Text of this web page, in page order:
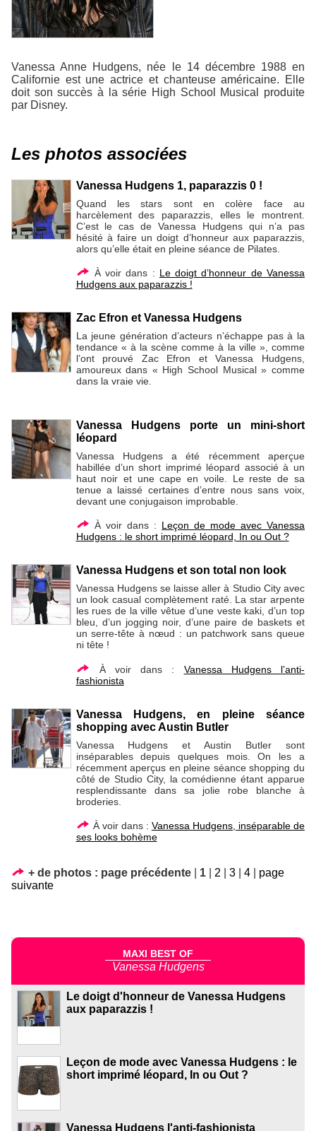
Vanessa Anne Hudgens, née le 14 décembre 1988 en
Californie est une actrice et chanteuse américaine. Elle
doit son succès à la série High School Musical produite
par Disney.
Les photos associées
Vanessa Hudgens 1, paparazzis 0 !
Quand les stars sont en colère face au
harcèlement des paparazzis, elles le montrent.
C’est le cas de Vanessa Hudgens qui n’a pas
hésité à faire un doigt d’honneur aux paparazzis,
alors qu’elle était en pleine séance de Pilates.
À voir dans : Le doigt d’honneur de Vanessa
Hudgens aux paparazzis !
Zac Efron et Vanessa Hudgens
La jeune génération d’acteurs n’échappe pas à la
tendance « à la scène comme à la ville », comme
l’ont prouvé Zac Efron et Vanessa Hudgens,
amoureux dans « High School Musical » comme
dans la vraie vie.
Vanessa Hudgens porte un mini-short
léopard
Vanessa Hudgens a été récemment aperçue
habillée d’un short imprimé léopard associé à un
haut noir et une cape en voile. Le reste de sa
tenue a laissé certaines d’entre nous sans voix,
devant une conjugaison improbable.
À voir dans : Leçon de mode avec Vanessa
Hudgens : le short imprimé léopard, In ou Out ?
Vanessa Hudgens et son total non look
Vanessa Hudgens se laisse aller à Studio City avec
un look casual complètement raté. La star arpente
les rues de la ville vêtue d’une veste kaki, d’un top
bleu, d’un jogging noir, d’une paire de baskets et
un serre-tête à nœud : un patchwork sans queue
ni tête !
À voir dans : Vanessa Hudgens l’anti-
fashionista
Vanessa Hudgens, en pleine séance
shopping avec Austin Butler
Vanessa Hudgens et Austin Butler sont
inséparables depuis quelques mois. On les a
récemment aperçus en pleine séance shopping du
côté de Studio City, la comédienne étant apparue
resplendissante dans sa jolie robe blanche à
broderies.
À voir dans : Vanessa Hudgens, inséparable de
ses looks bohème
+ de photos : page précédente 1 2 3 4
page
suivante
MAXI BEST OF
Vanessa Hudgens
Le doigt d'honneur de Vanessa Hudgens
aux paparazzis !
Leçon de mode avec Vanessa Hudgens : le
short imprimé léopard, In ou Out ?
Vanessa Hudgens l'anti-fashionista